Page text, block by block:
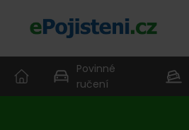
Povinné
ručení